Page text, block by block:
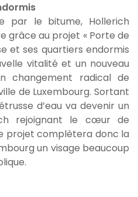
par le bitume, Hollerich
grâce au projet « Porte de
et ses quartiers endormis
vitalité et un nouveau
changement radical de
de Luxembourg. Sortant
d’eau va devenir un
rejoignant le cœur de
projet complètera donc la
un visage beaucoup